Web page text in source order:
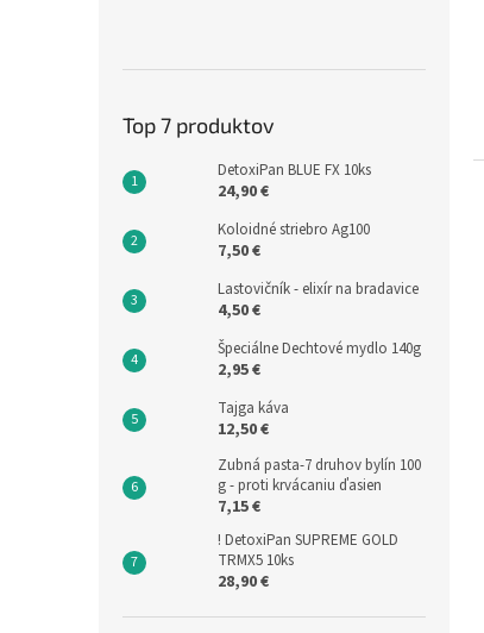
Top 7 produktov
DetoxiPan BLUE FX 10ks
24,90 €
Koloidné striebro Ag100
7,50 €
Lastovičník - elixír na bradavice
4,50 €
Špeciálne Dechtové mydlo 140g
2,95 €
Tajga káva
12,50 €
Zubná pasta-7 druhov bylín 100
g - proti krvácaniu ďasien
7,15 €
! DetoxiPan SUPREME GOLD
TRMX5 10ks
28,90 €